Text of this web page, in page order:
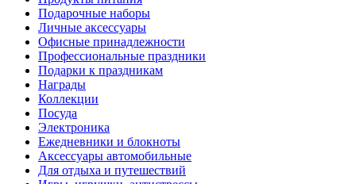
Подарочные наборы
Личные аксессуары
Офисные принадлежности
Профессиональные праздники
Подарки к праздникам
Награды
Коллекции
Посуда
Электроника
Ежедневники и блокноты
Аксессуары автомобильные
Для отдыха и путешествий